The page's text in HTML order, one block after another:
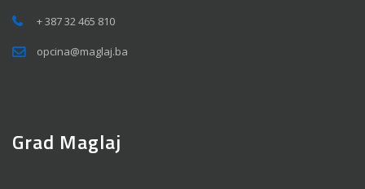
+ 387 32 465 810
opcina@maglaj.ba
Grad Maglaj